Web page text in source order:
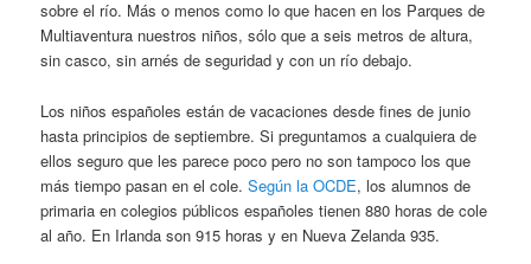
sobre el río. Más o menos como lo que hacen en los Parques de
Multiaventura nuestros niños, sólo que a seis metros de altura,
sin casco, sin arnés de seguridad y con un río debajo.
Los niños españoles están de vacaciones desde fines de junio
hasta principios de septiembre. Si preguntamos a cualquiera de
ellos seguro que les parece poco pero no son tampoco los que
más tiempo pasan en el cole.Según la OCDE, los alumnos de
primaria en colegios públicos españoles tienen 880 horas de cole
al año. En Irlanda son 915 horas y en Nueva Zelanda 935.